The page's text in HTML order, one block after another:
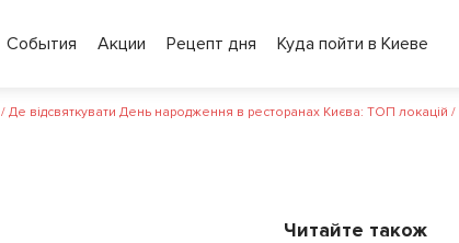
События Акции Рецепт дня Куда пойти в Киеве
/ Де відсвяткувати День народження в ресторанах Києва: ТОП локацій /
Читайте також